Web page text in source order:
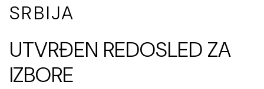
SRBIJA
UTVRĐEN REDOSLED ZA
IZBORE